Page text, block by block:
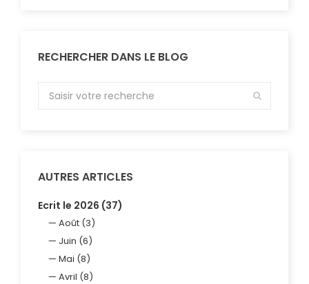
RECHERCHER DANS LE BLOG
AUTRES ARTICLES
Ecrit le 2026 (37)
Août (3)
Juin (6)
Mai (8)
Avril (8)